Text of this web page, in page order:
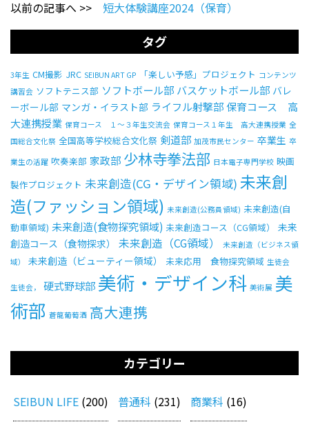
以前の記事へ >> 短大体験講座2024（保育）
タグ
3年生 CM撮影 JRC SEIBUN ART GP 「楽しい予感」プロジェクト コンテンツ
講習会 ソフトテニス部 ソフトボール部 バスケットボール部 バレ
ーボール部 マンガ・イラスト部 ライフル射撃部保育コース 高
大連携授業 保育コース １～３年生交流会 保育コース１年生 高大連携授業 全
国総合文化祭 全国高等学校総合文化祭 剣道部 加茂市民センター 卒業生 卒
業生の活躍 吹奏楽部 家政部 少林寺拳法部 日本電子専門学校 映画
製作プロジェクト 未来創造(CG・デザイン領域) 未来創
造(ファッション領域) 未来創造(公務員領域) 未来創造(自
動車領域) 未来創造(食物探究領域) 未来創造コース（CG領域）
未来
創造コース（食物探求）
未来創造（CG領域）
未来創造（ビジネス領
域）
未来創造（ビューティー領域） 未来応用 食物探究領域 生徒会
生徒会， 硬式野球部 美術・デザイン科 美術展 美
術部 蒼龍葡萄酒 高大連携
カテゴリー
SEIBUN LIFE (200) 普通科 (231) 商業科 (16)